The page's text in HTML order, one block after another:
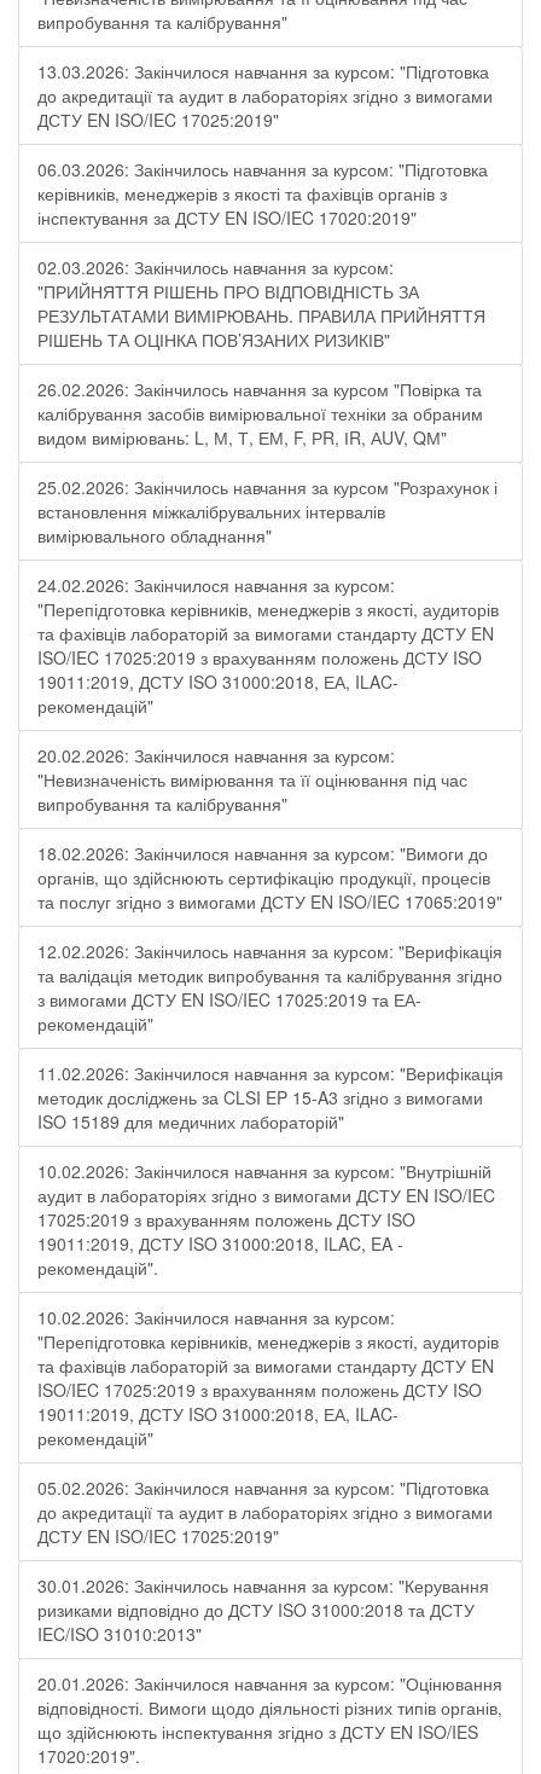
випробування та калібрування"
13.03.2026: Закінчилося навчання за курсом: "Підготовка
до акредитації та аудит в лабораторіях згідно з вимогами
ДСТУ EN ISO/IEC 17025:2019"
06.03.2026: Закінчилось навчання за курсом: "Підготовка
керівників, менеджерів з якості та фахівців органів з
інспектування за ДСТУ EN ISO/IEC 17020:2019"
02.03.2026: Закінчилось навчання за курсом:
"ПРИЙНЯТТЯ РІШЕНЬ ПРО ВІДПОВІДНІСТЬ ЗА
РЕЗУЛЬТАТАМИ ВИМІРЮВАНЬ. ПРАВИЛА ПРИЙНЯТТЯ
РІШЕНЬ ТА ОЦІНКА ПОВ’ЯЗАНИХ РИЗИКІВ"
26.02.2026: Закінчилось навчання за курсом "Повірка та
калібрування засобів вимірювальної техніки за обраним
видом вимірювань: L, М, Т, ЕМ, F, РR, ІR, АUV, QМ"
25.02.2026: Закінчилось навчання за курсом "Розрахунок і
встановлення міжкалібрувальних інтервалів
вимірювального обладнання"
24.02.2026: Закінчилося навчання за курсом:
"Перепідготовка керівників, менеджерів з якості, аудиторів
та фахівців лабораторій за вимогами стандарту ДСТУ EN
ISO/IEC 17025:2019 з врахуванням положень ДСТУ ISO
19011:2019, ДСТУ ISO 31000:2018, ЕА, ILAC-
рекомендацій"
20.02.2026: Закінчилося навчання за курсом:
"Невизначеність вимірювання та її оцінювання під час
випробування та калібрування"
18.02.2026: Закінчилося навчання за курсом: "Вимоги до
органів, що здійснюють сертифікацію продукції, процесів
та послуг згідно з вимогами ДСТУ EN ISO/IEC 17065:2019"
12.02.2026: Закінчилось навчання за курсом: "Верифікація
та валідація методик випробування та калібрування згідно
з вимогами ДСТУ EN ISO/IEC 17025:2019 та ЕА-
рекомендацій"
11.02.2026: Закінчилося навчання за курсом: "Верифікація
методик досліджень за CLSI EP 15-A3 згідно з вимогами
ISO 15189 для медичних лабораторій"
10.02.2026: Закінчилося навчання за курсом: "Внутрішній
аудит в лабораторіях згідно з вимогами ДСТУ EN ISO/IEC
17025:2019 з врахуванням положень ДСТУ ISO
19011:2019, ДСТУ ISO 31000:2018, ILAC, EA -
рекомендацій".
10.02.2026: Закінчилося навчання за курсом:
"Перепідготовка керівників, менеджерів з якості, аудиторів
та фахівців лабораторій за вимогами стандарту ДСТУ EN
ISO/IEC 17025:2019 з врахуванням положень ДСТУ ISO
19011:2019, ДСТУ ISO 31000:2018, ЕА, ILAC-
рекомендацій"
05.02.2026: Закінчилося навчання за курсом: "Підготовка
до акредитації та аудит в лабораторіях згідно з вимогами
ДСТУ EN ISO/IEC 17025:2019"
30.01.2026: Закінчилось навчання за курсом: "Керування
ризиками відповідно до ДСТУ ISO 31000:2018 та ДСТУ
IEC/ISO 31010:2013"
20.01.2026: Закінчилося навчання за курсом: "Оцінювання
відповідності. Вимоги щодо діяльності різних типів органів,
що здійснюють інспектування згідно з ДСТУ ЕN ISO/IES
17020:2019".